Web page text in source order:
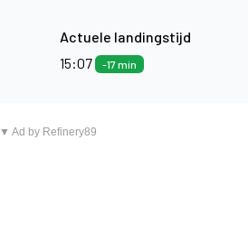
Actuele landingstijd
15:07
-17 min
▼ Ad by Refinery89